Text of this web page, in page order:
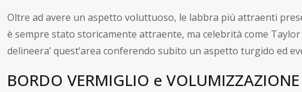
Oltre ad avere un aspetto voluttuoso, le labbra più attraenti
è sempre stato storicamente attraente, ma celebrità come
delineera’ quest’area conferendo subito un aspetto turgido ed
BORDO VERMIGLIO e VOLUMIZZAZIONE